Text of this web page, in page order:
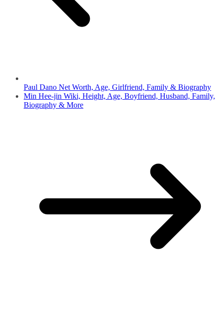
Paul Dano Net Worth, Age, Girlfriend, Family & Biography
Min Hee-jin Wiki, Height, Age, Boyfriend, Husband, Family,
Biography & More